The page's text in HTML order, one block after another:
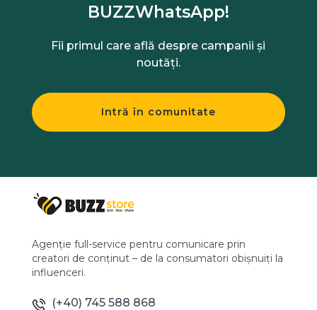
BUZZWhatsApp!
Fii primul care află despre campanii și
noutăți.
Intră în comunitate
Agenție full-service pentru comunicare prin
creatori de conținut – de la consumatori obișnuiți la
influenceri.
(+40) 745 588 868